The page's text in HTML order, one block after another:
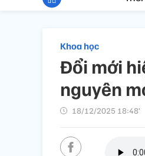
Khoa học
Đổi mới
nguyên
18/12/2025 18:48’